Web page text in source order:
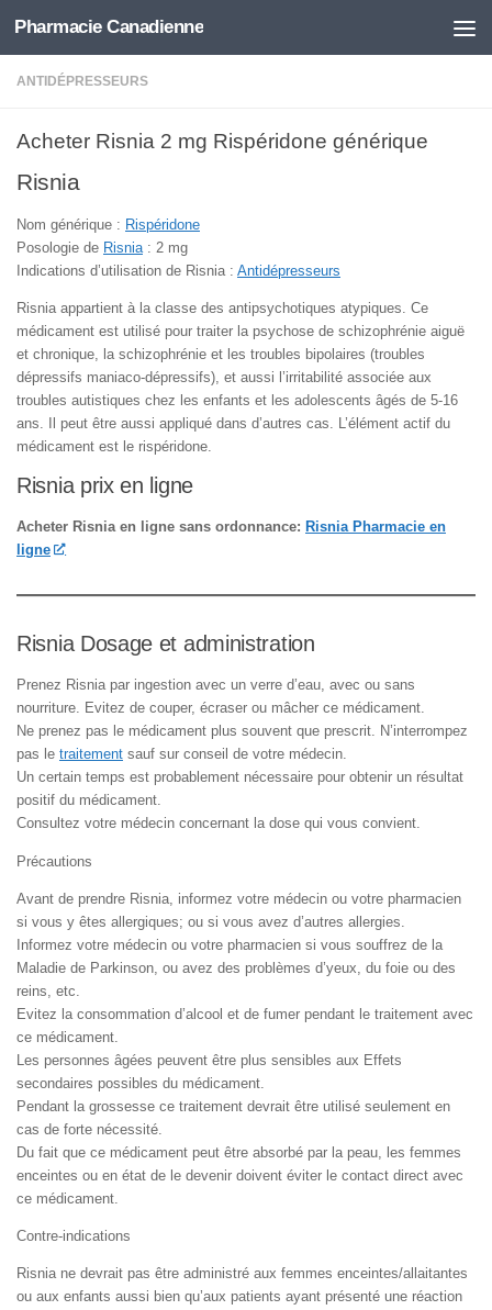
Skip to content
Pharmacie Canadienne
ANTIDÉPRESSEURS
Acheter Risnia 2 mg Rispéridone générique
Risnia
Nom générique : Rispéridone
Posologie de Risnia: 2 mg
Indications d’utilisation de Risnia : Antidépresseurs
Risnia appartient à la classe des antipsychotiques atypiques. Ce
médicament est utilisé pour traiter la psychose de schizophrénie aiguë
et chronique, la schizophrénie et les troubles bipolaires (troubles
dépressifs maniaco-dépressifs), et aussi l’irritabilité associée aux
troubles autistiques chez les enfants et les adolescents âgés de 5-16
ans. Il peut être aussi appliqué dans d’autres cas. L’élément actif du
médicament est le rispéridone.
Risnia prix en ligne
Acheter Risnia en ligne sans ordonnance: Risnia Pharmacie en
ligne
Risnia Dosage et administration
Prenez Risnia par ingestion avec un verre d’eau, avec ou sans
nourriture. Evitez de couper, écraser ou mâcher ce médicament.
Ne prenez pas le médicament plus souvent que prescrit. N’interrompez
pas le traitement sauf sur conseil de votre médecin.
Un certain temps est probablement nécessaire pour obtenir un résultat
positif du médicament.
Consultez votre médecin concernant la dose qui vous convient.
Précautions
Avant de prendre Risnia, informez votre médecin ou votre pharmacien
si vous y êtes allergiques; ou si vous avez d’autres allergies.
Informez votre médecin ou votre pharmacien si vous souffrez de la
Maladie de Parkinson, ou avez des problèmes d’yeux, du foie ou des
reins, etc.
Evitez la consommation d’alcool et de fumer pendant le traitement avec
ce médicament.
Les personnes âgées peuvent être plus sensibles aux Effets
secondaires possibles du médicament.
Pendant la grossesse ce traitement devrait être utilisé seulement en
cas de forte nécessité.
Du fait que ce médicament peut être absorbé par la peau, les femmes
enceintes ou en état de le devenir doivent éviter le contact direct avec
ce médicament.
Contre-indications
Risnia ne devrait pas être administré aux femmes enceintes/allaitantes
ou aux enfants aussi bien qu’aux patients ayant présenté une réaction